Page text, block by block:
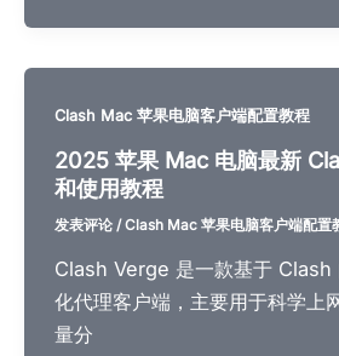
Clash Mac 苹果电脑客户端配置教程
2025 苹果 Mac 电脑最新
和使用教程
发表评论 /Clash Mac 苹果电脑客户端配置
Clash Verge 是一款基于 Clash
化代理客户端，主要用于科学上
量分